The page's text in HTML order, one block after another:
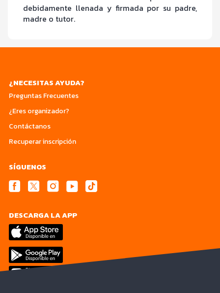
debidamente llenada y firmada por su padre,
madre o tutor.
¿NECESITAS AYUDA?
Preguntas Frecuentes
¿Eres organizador?
Contáctanos
Recuperar inscripción
SÍGUENOS
DESCARGA LA APP